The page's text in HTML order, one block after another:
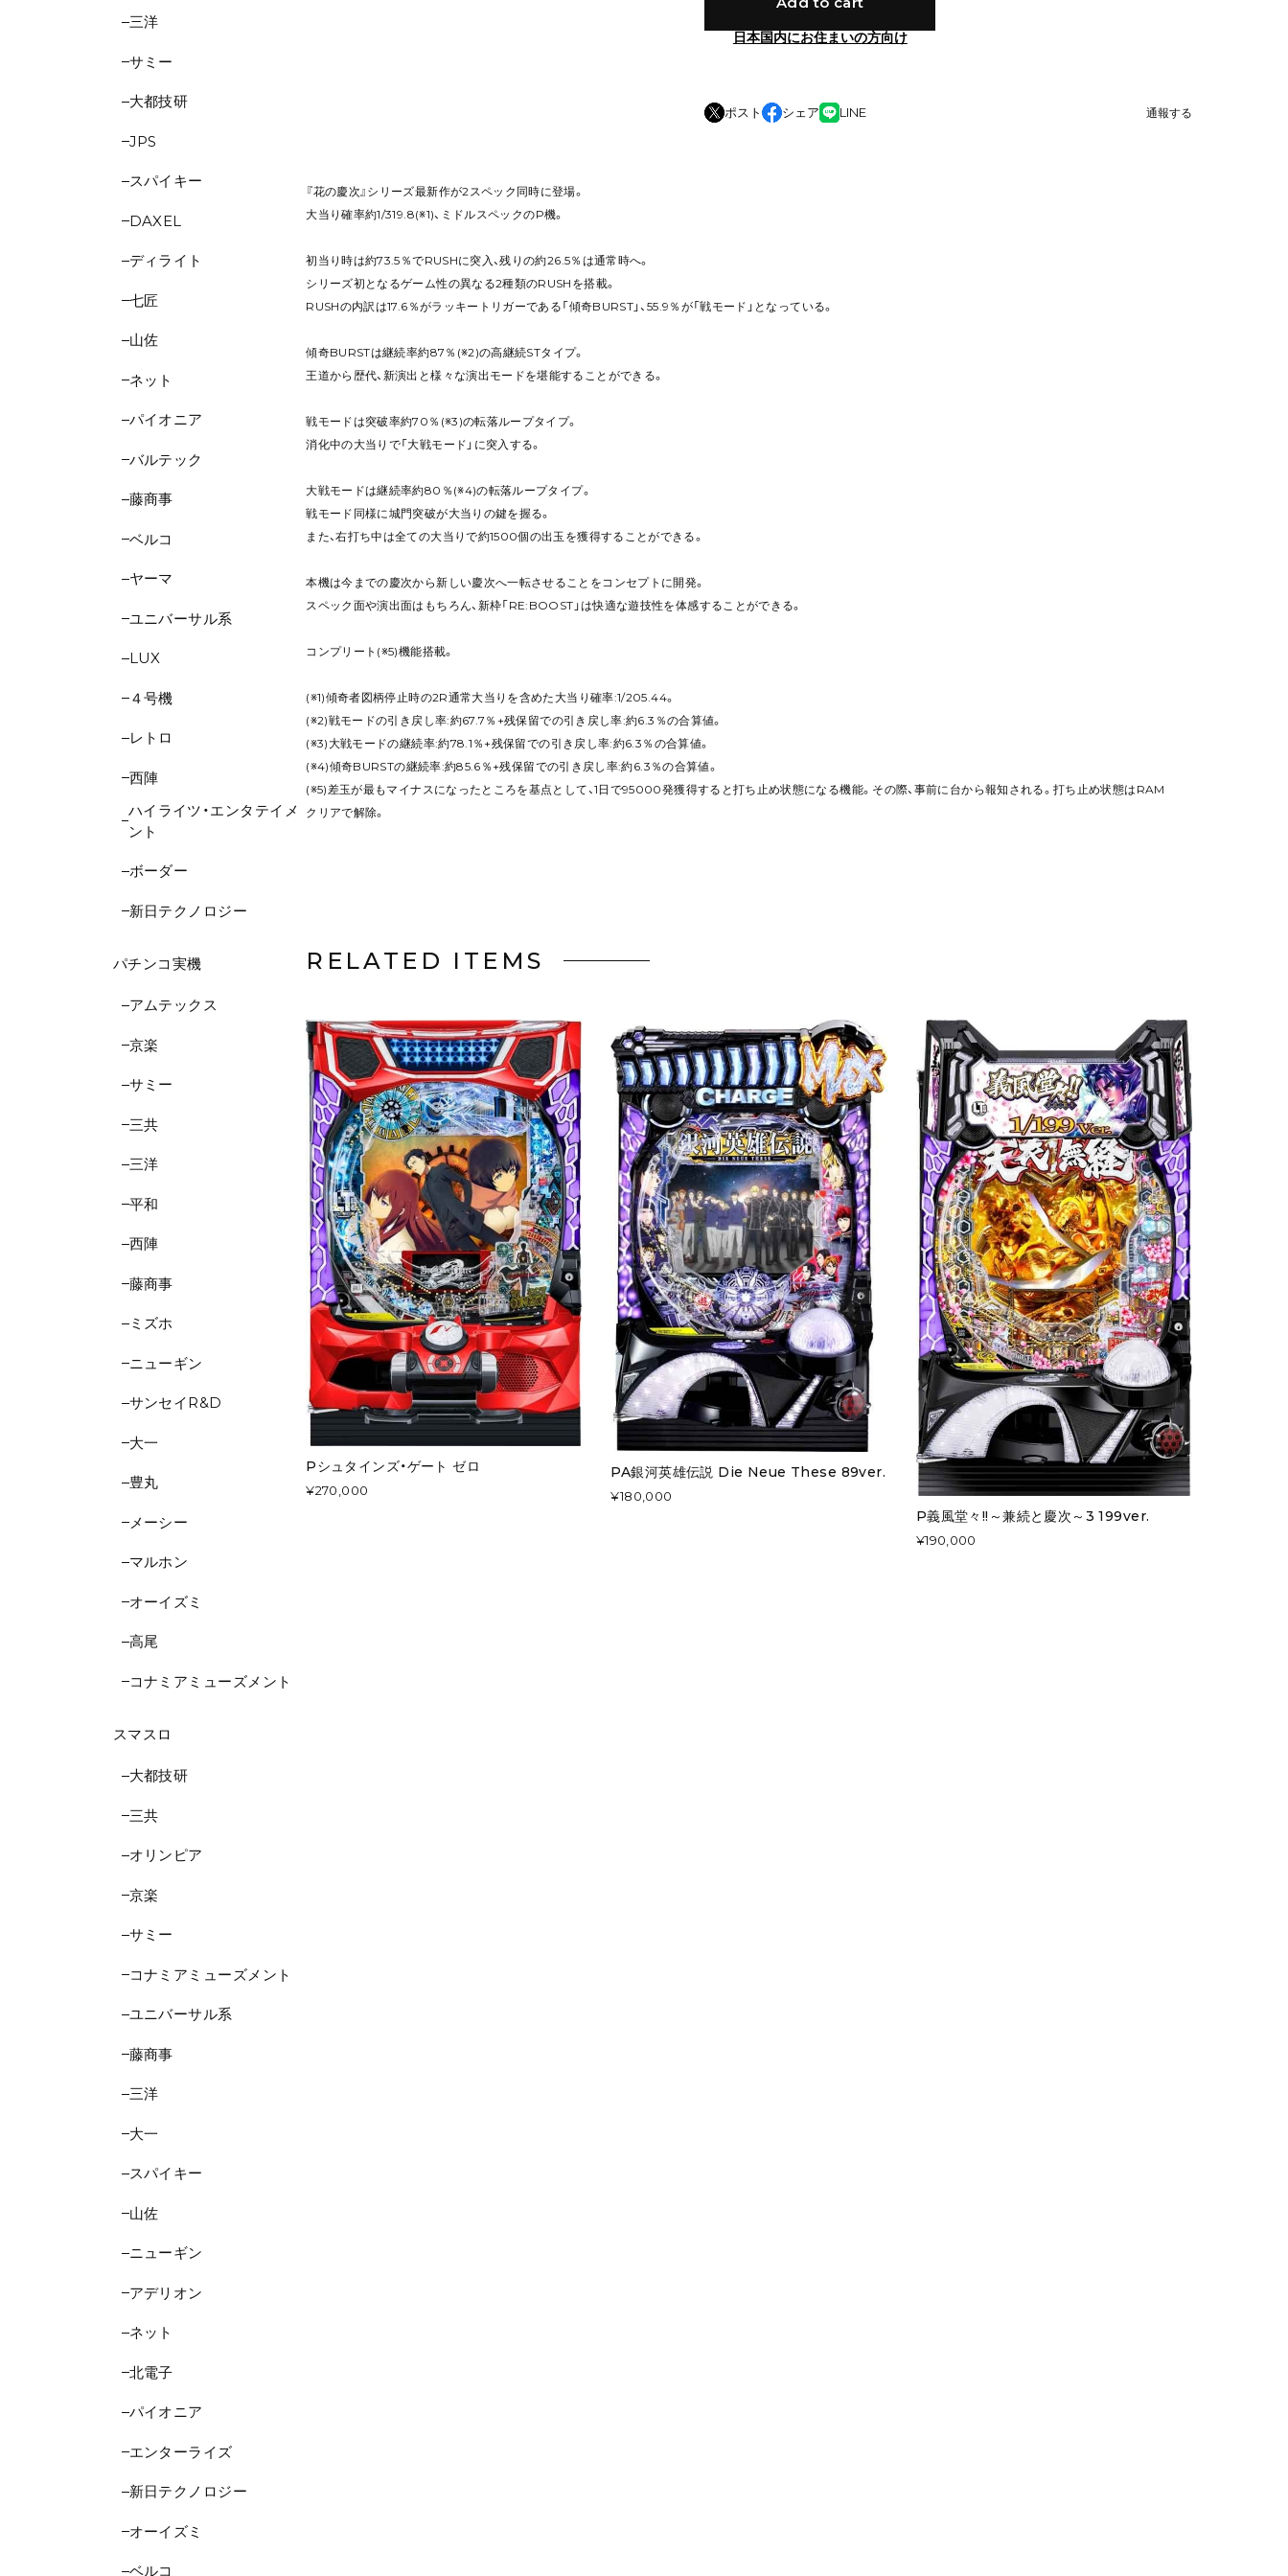
三洋
サミー
大都技研
JPS
スパイキー
DAXEL
ディライト
七匠
山佐
ネット
パイオニア
バルテック
藤商事
ベルコ
ヤーマ
ユニバーサル系
LUX
４号機
レトロ
西陣
ハイライツ・エンタテイメ
ント
ボーダー
新日テクノロジー
パチンコ実機
アムテックス
京楽
サミー
三共
三洋
平和
西陣
藤商事
ミズホ
ニューギン
サンセイR&D
大一
豊丸
メーシー
マルホン
オーイズミ
高尾
コナミアミューズメント
スマスロ
大都技研
三共
オリンピア
京楽
サミー
コナミアミューズメント
ユニバーサル系
藤商事
三洋
大一
スパイキー
山佐
ニューギン
アデリオン
ネット
北電子
パイオニア
エンターライズ
新日テクノロジー
オーイズミ
ベルコ
日本国内にお住まいの方向け
ポスト シェア LINE 通報する
『花の慶次』シリーズ最新作が2スペック同時に登場。
大当り確率約1/319.8(※1)、ミドルスペックのP機。
初当り時は約73.5％でRUSHに突入、残りの約26.5％は通常時へ。
シリーズ初となるゲーム性の異なる2種類のRUSHを搭載。
RUSHの内訳は17.6％がラッキートリガーである「傾奇BURST」、55.9％が「戦モード」となっている。
傾奇BURSTは継続率約87％(※2)の高継続STタイプ。
王道から歴代、新演出と様々な演出モードを堪能することができる。
戦モードは突破率約70％(※3)の転落ループタイプ。
消化中の大当りで「大戦モード」に突入する。
大戦モードは継続率約80％(※4)の転落ループタイプ。
戦モード同様に城門突破が大当りの鍵を握る。
また、右打ち中は全ての大当りで約1500個の出玉を獲得することができる。
本機は今までの慶次から新しい慶次へ一転させることをコンセプトに開発。
スペック面や演出面はもちろん、新枠「RE:BOOST」は快適な遊技性を体感することができる。
コンプリート(※5)機能搭載。
(※1)傾奇者図柄停止時の2R通常大当りを含めた大当り確率:1/205.44。
(※2)戦モードの引き戻し率:約67.7％+残保留での引き戻し率:約6.3％の合算値。
(※3)大戦モードの継続率:約78.1％+残保留での引き戻し率:約6.3％の合算値。
(※4)傾奇BURSTの継続率:約85.6％+残保留での引き戻し率:約6.3％の合算値。
(※5)差玉が最もマイナスになったところを基点として、1日で95000発獲得すると打ち止め状態になる機能。その際、事前に台から報知される。打ち止め状態はRAM
クリアで解除。
RELATED ITEMS
Pシュタインズ・ゲート ゼロ
¥270,000
PA銀河英雄伝説 Die Neue These 89ver.
¥180,000
P義風堂々!!～兼続と慶次～3 199ver.
¥190,000